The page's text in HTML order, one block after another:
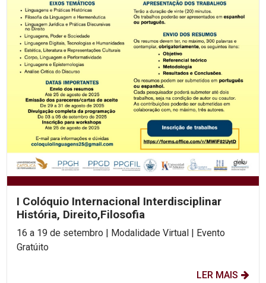
I Colóquio Internacional Interdisciplinar
História, Direito,Filosofia
16 a 19 de setembro | Modalidade Virtual | Evento
LER MAIS